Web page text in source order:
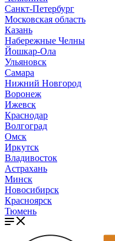
Санкт-Петербург
Московская область
Казань
Набережные Челны
Йошкар-Ола
Ульяновск
Самара
Нижний Новгород
Воронеж
Ижевск
Краснодар
Волгоград
Омск
Иркутск
Владивосток
Астрахань
Минск
Новосибирск
Красноярск
Тюмень